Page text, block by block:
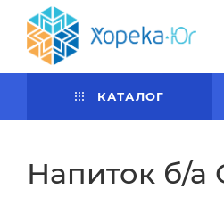
КАТАЛОГ
Напиток б/